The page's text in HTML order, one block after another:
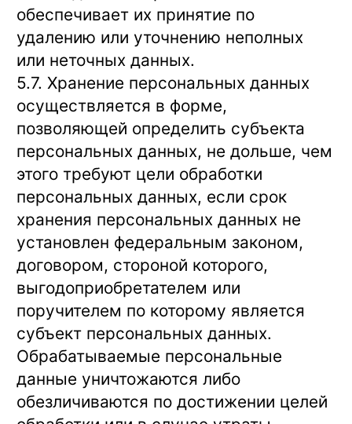
обеспечивает их принятие по
удалению или уточнению неполных
или неточных данных.
5.7. Хранение персональных данных
осуществляется в форме,
позволяющей определить субъекта
персональных данных, не дольше, чем
этого требуют цели обработки
персональных данных, если срок
хранения персональных данных не
установлен федеральным законом,
договором, стороной которого,
выгодоприобретателем или
поручителем по которому является
субъект персональных данных.
Обрабатываемые персональные
данные уничтожаются либо
обезличиваются по достижении целей